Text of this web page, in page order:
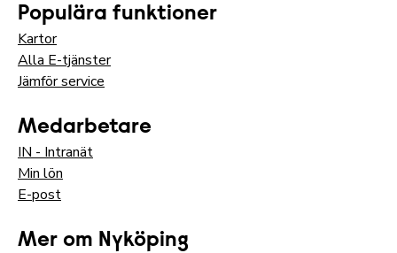
Populära funktioner
Kartor
Alla E-tjänster
Jämför service
Medarbetare
IN - Intranät
Min lön
E-post
Mer om Nyköping